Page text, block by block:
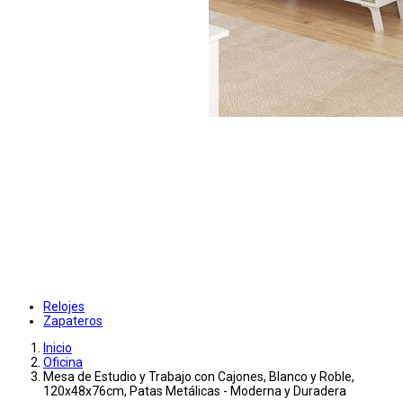
Relojes
Zapateros
Inicio
Oficina
Mesa de Estudio y Trabajo con Cajones, Blanco y Roble,
120x48x76cm, Patas Metálicas - Moderna y Duradera